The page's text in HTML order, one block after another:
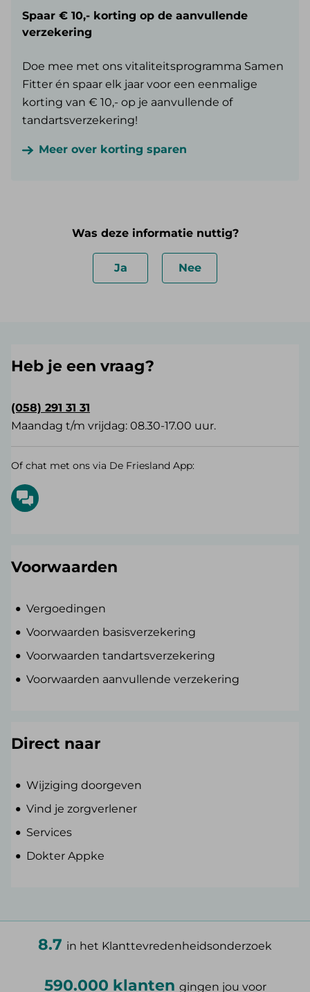
Spaar € 10,- korting op de aanvullende
verzekering
Doe mee met ons vitaliteitsprogramma Samen
Fitter én spaar elk jaar voor een eenmalige
korting van € 10,- op je aanvullende of
tandartsverzekering!
Meer over korting sparen
Was deze informatie nuttig?
Ja Nee
Heb je een vraag?
(058) 291 31 31
Maandag t/m vrijdag: 08.30-17.00 uur.
Of chat met ons via De Friesland App:
Voorwaarden
Vergoedingen
Voorwaarden basisverzekering
Voorwaarden tandartsverzekering
Voorwaarden aanvullende verzekering
Direct naar
Wijziging doorgeven
Vind je zorgverlener
Services
Dokter Appke
8.7 in het Klanttevredenheidsonderzoek
590.000 klanten gingen jou voor